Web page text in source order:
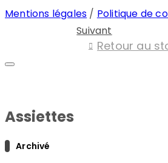
Mentions légales / Politique de
Suivant
Retour au
Assiettes
Archivé